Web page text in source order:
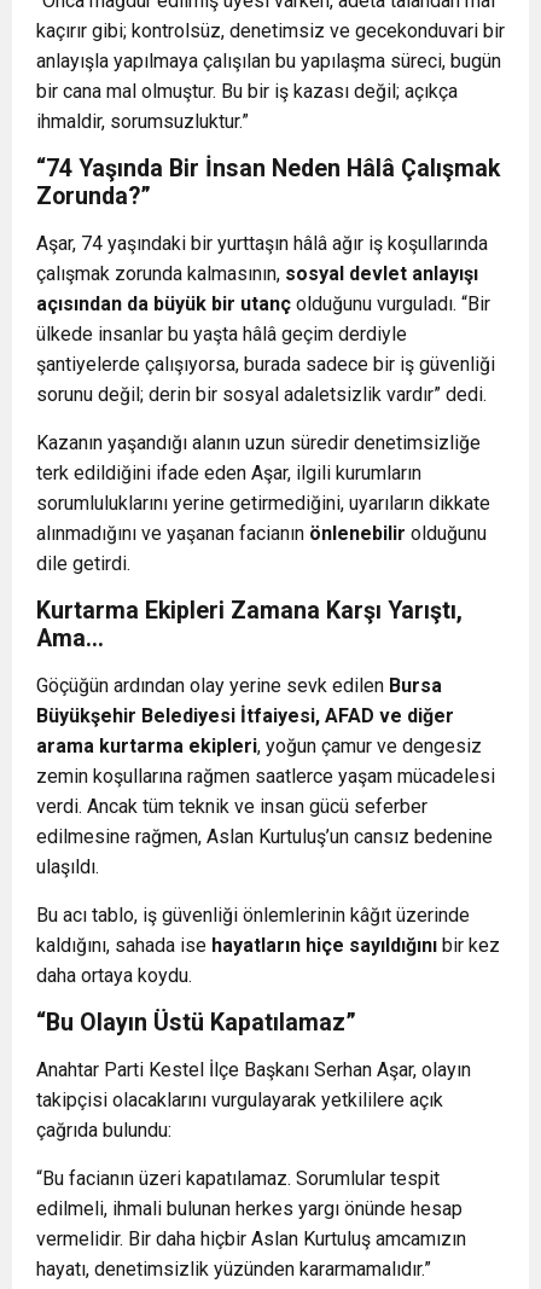
kaçırır gibi; kontrolsüz, denetimsiz ve gecekonduvari bir
anlayışla yapılmaya çalışılan bu yapılaşma süreci, bugün
bir cana mal olmuştur. Bu bir iş kazası değil; açıkça
ihmaldir, sorumsuzluktur.”
“74 Yaşında Bir İnsan Neden Hâlâ Çalışmak
Zorunda?”
Aşar, 74 yaşındaki bir yurttaşın hâlâ ağır iş koşullarında
çalışmak zorunda kalmasının, sosyal devlet anlayışı
açısından da büyük bir utanç olduğunu vurguladı. “Bir
ülkede insanlar bu yaşta hâlâ geçim derdiyle
şantiyelerde çalışıyorsa, burada sadece bir iş güvenliği
sorunu değil; derin bir sosyal adaletsizlik vardır” dedi.
Kazanın yaşandığı alanın uzun süredir denetimsizliğe
terk edildiğini ifade eden Aşar, ilgili kurumların
sorumluluklarını yerine getirmediğini, uyarıların dikkate
alınmadığını ve yaşanan facianın önlenebilir olduğunu
dile getirdi.
Kurtarma Ekipleri Zamana Karşı Yarıştı,
Ama…
Göçüğün ardından olay yerine sevk edilen Bursa
Büyükşehir Belediyesi İtfaiyesi, AFAD ve diğer
arama kurtarma ekipleri, yoğun çamur ve dengesiz
zemin koşullarına rağmen saatlerce yaşam mücadelesi
verdi. Ancak tüm teknik ve insan gücü seferber
edilmesine rağmen, Aslan Kurtuluş’un cansız bedenine
ulaşıldı.
Bu acı tablo, iş güvenliği önlemlerinin kâğıt üzerinde
kaldığını, sahada ise hayatların hiçe sayıldığını bir kez
daha ortaya koydu.
“Bu Olayın Üstü Kapatılamaz”
Anahtar Parti Kestel İlçe Başkanı Serhan Aşar, olayın
takipçisi olacaklarını vurgulayarak yetkililere açık
çağrıda bulundu:
“Bu facianın üzeri kapatılamaz. Sorumlular tespit
edilmeli, ihmali bulunan herkes yargı önünde hesap
vermelidir. Bir daha hiçbir Aslan Kurtuluş amcamızın
hayatı, denetimsizlik yüzünden kararmamalıdır.”